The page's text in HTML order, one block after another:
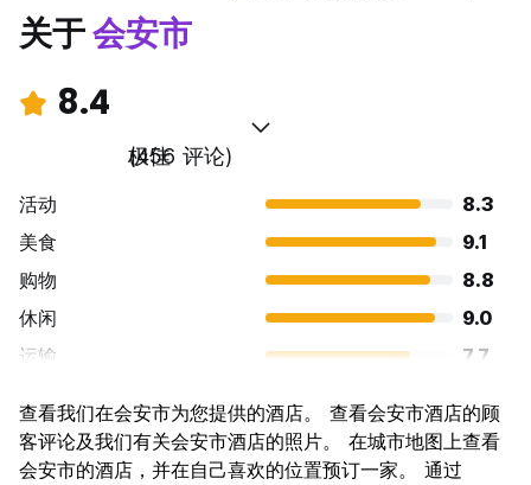
关于会安市
8.4
极佳
(456 评论)
活动
8.3
美食
9.1
购物
8.8
休闲
9.0
运输
7.7
文化
8.8
夜生活
查看我们在会安市为您提供的酒店。 查看会安市酒店的顾
客评论及我们有关会安市酒店的照片。 在城市地图上查看
会安市的酒店，并在自己喜欢的位置预订一家。 通过